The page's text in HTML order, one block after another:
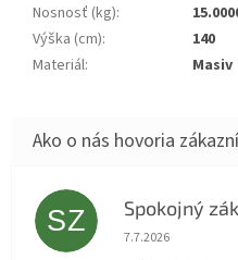
Nosnosť (kg):
Výška (cm):
140
Materiál: Masiv
SZ Spokojný
Hodnotenie
7.7.2026